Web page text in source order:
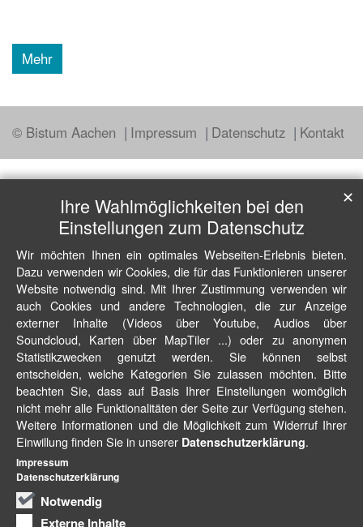
Mehr
© Bistum Aachen Impressum Datenschutz Kontakt
Ihre Wahlmöglichkeiten bei den
Einstellungen zum Datenschutz
Wir möchten Ihnen ein optimales Webseiten-Erlebnis bieten.
Dazu verwenden wir Cookies, die für das Funktionieren unserer
Website notwendig sind. Mit Ihrer Zustimmung verwenden wir
auch Cookies und andere Technologien, die zur Anzeige
externer Inhalte (Videos über Youtube, Audios über
Soundcloud, Karten über MapTiler ...) oder zu anonymen
Statistikzwecken genutzt werden. Sie können selbst
entscheiden, welche Kategorien Sie zulassen möchten. Bitte
beachten Sie, dass auf Basis Ihrer Einstellungen womöglich
nicht mehr alle Funktionalitäten der Seite zur Verfügung stehen.
Weitere Informationen und die Möglichkeit zum Widerruf Ihrer
Einwillung finden Sie in unserer Datenschutzerklärung.
Notwendig
Externe Inhalte
✕
Impressum
Datenschutzerklärung